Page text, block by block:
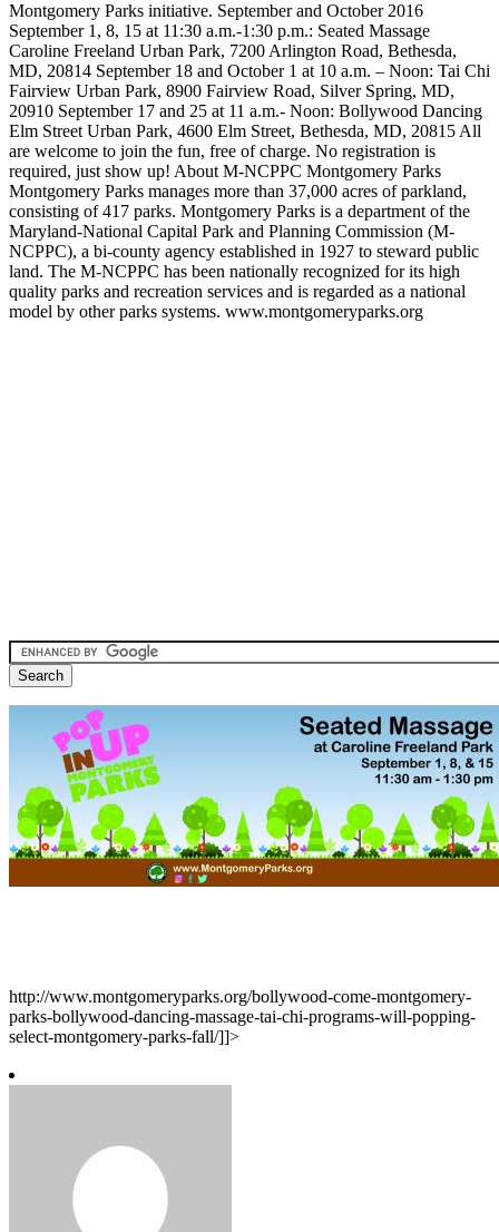
Montgomery Parks initiative. September and October 2016
September 1, 8, 15 at 11:30 a.m.-1:30 p.m.: Seated Massage
Caroline Freeland Urban Park, 7200 Arlington Road, Bethesda,
MD, 20814 September 18 and October 1 at 10 a.m. – Noon: Tai Chi
Fairview Urban Park, 8900 Fairview Road, Silver Spring, MD,
20910 September 17 and 25 at 11 a.m.- Noon: Bollywood Dancing
Elm Street Urban Park, 4600 Elm Street, Bethesda, MD, 20815 All
are welcome to join the fun, free of charge. No registration is
required, just show up! About M-NCPPC Montgomery Parks
Montgomery Parks manages more than 37,000 acres of parkland,
consisting of 417 parks. Montgomery Parks is a department of the
Maryland-National Capital Park and Planning Commission (M-
NCPPC), a bi-county agency established in 1927 to steward public
land. The M-NCPPC has been nationally recognized for its high
quality parks and recreation services and is regarded as a national
model by other parks systems. www.montgomeryparks.org
http://www.montgomeryparks.org/bollywood-come-montgomery-
parks-bollywood-dancing-massage-tai-chi-programs-will-popping-
select-montgomery-parks-fall/]]>